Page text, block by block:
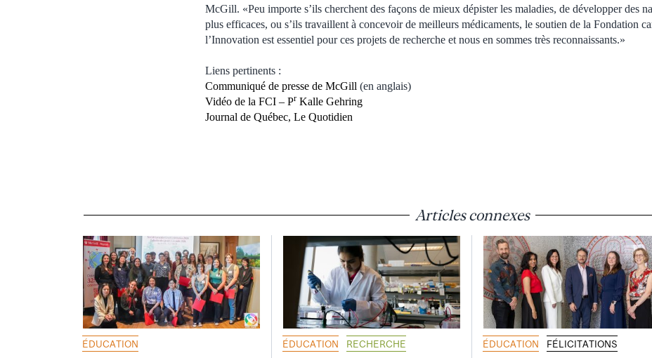
McGill. «Peu importe s’ils cherchent des façons de mieux dépister les maladies, de développer des
plus efficaces, ou s’ils travaillent à concevoir de meilleurs médicaments, le soutien de la Fondation
l’Innovation est essentiel pour ces projets de recherche et nous en sommes très reconnaissants.»
Liens pertinents :
Communiqué de presse de McGill (en anglais)
Vidéo de la FCI – Pr Kalle Gehring
Journal de Québec, Le Quotidien
Articles connexes
ÉDUCATION ÉDUCATION RECHERCHE ÉDUCATION FÉLICITATIONS